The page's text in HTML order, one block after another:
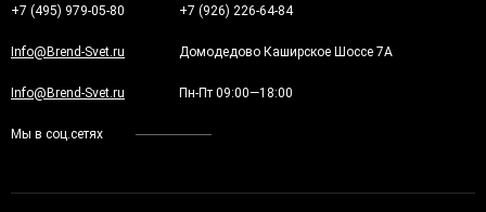
+7 (495) 979-05-80 +7 (926) 226-64-84
Info@Brend-Svet.ru Домодедово Каширское Шоссе 7А
Info@Brend-Svet.ru Пн-Пт 09:00—18:00
Мы в соц.сетях